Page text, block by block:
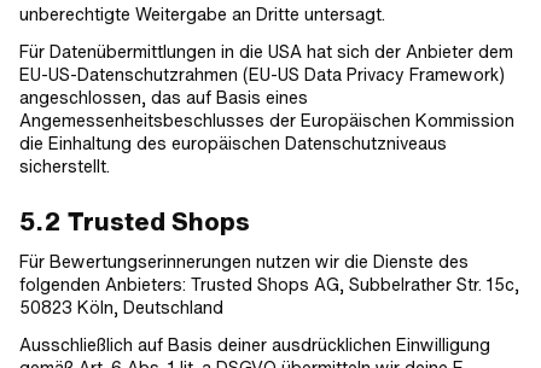
unberechtigte Weitergabe an Dritte untersagt.
Für Datenübermittlungen in die USA hat sich der Anbieter dem
EU-US-Datenschutzrahmen (EU-US Data Privacy Framework)
angeschlossen, das auf Basis eines
Angemessenheitsbeschlusses der Europäischen Kommission
die Einhaltung des europäischen Datenschutzniveaus
sicherstellt.
5.2 Trusted Shops
Für Bewertungserinnerungen nutzen wir die Dienste des
folgenden Anbieters: Trusted Shops AG, Subbelrather Str. 15c,
50823 Köln, Deutschland
Ausschließlich auf Basis deiner ausdrücklichen Einwilligung